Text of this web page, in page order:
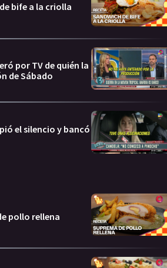
bife a la criolla
por TV de quién la
de Sábado
el silencio y bancó
pollo rellena